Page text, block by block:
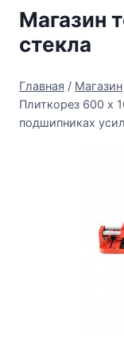
Перейти
содержимому
Магазин
стекла
Главная / Магазин
Плиткорез 600 х
подшипниках